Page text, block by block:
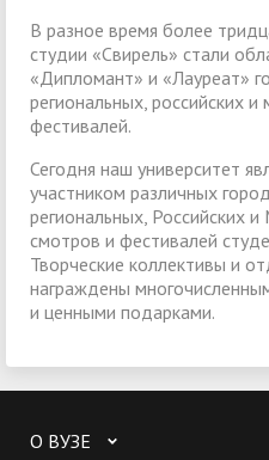
В разное время более
студии «Свирель» стали
«Дипломант» и «Лауреат»
региональных, российских
фестивалей.
Сегодня наш университет
участником различных
региональных, Российских
смотров и фестивалей
Творческие коллективы и
награждены
и ценными подарками.
О ВУЗЕ